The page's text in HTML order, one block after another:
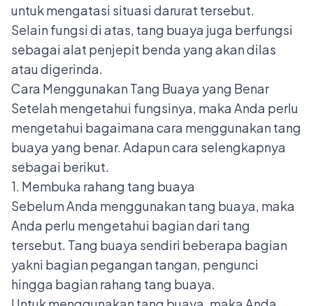
untuk mengatasi situasi darurat tersebut.
Selain fungsi di atas, tang buaya juga berfungsi
sebagai alat penjepit benda yang akan dilas
atau digerinda.
Cara Menggunakan Tang Buaya yang Benar
Setelah mengetahui fungsinya, maka Anda perlu
mengetahui bagaimana cara menggunakan tang
buaya yang benar. Adapun cara selengkapnya
sebagai berikut.
1. Membuka rahang tang buaya
Sebelum Anda menggunakan tang buaya, maka
Anda perlu mengetahui bagian dari tang
tersebut. Tang buaya sendiri beberapa bagian
yakni bagian pegangan tangan, pengunci
hingga bagian rahang tang buaya.